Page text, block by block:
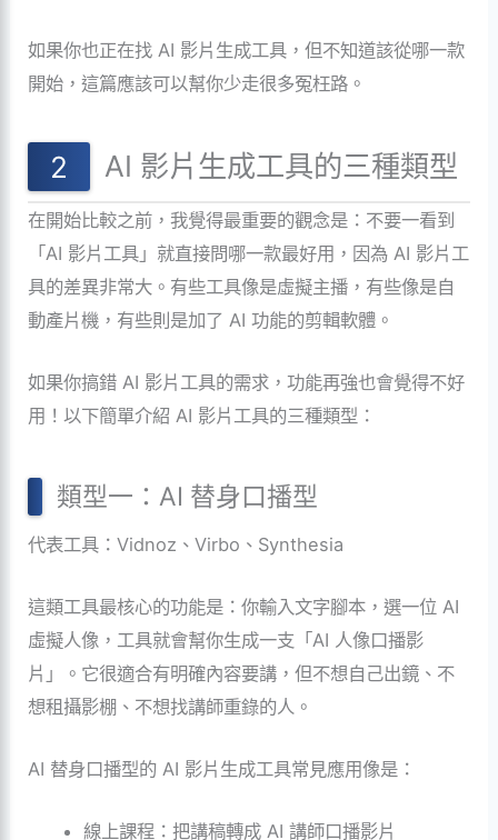
如果你也正在找 AI 影片生成工具，但不知道該從哪一款
開始，這篇應該可以幫你少走很多冤枉路。
AI 影片生成工具的三種類型
在開始比較之前，我覺得最重要的觀念是：不要一看到
「AI 影片工具」就直接問哪一款最好用，因為 AI 影片工
具的差異非常大。有些工具像是虛擬主播，有些像是自
動產片機，有些則是加了 AI 功能的剪輯軟體。
如果你搞錯 AI 影片工具的需求，功能再強也會覺得不好
用！以下簡單介紹 AI 影片工具的三種類型：
類型一：AI 替身口播型
代表工具：Vidnoz、Virbo、Synthesia
這類工具最核心的功能是：你輸入文字腳本，選一位 AI
虛擬人像，工具就會幫你生成一支「AI 人像口播影
片」。它很適合有明確內容要講，但不想自己出鏡、不
想租攝影棚、不想找講師重錄的人。
AI 替身口播型的 AI 影片生成工具常見應用像是：
線上課程：把講稿轉成 AI 講師口播影片